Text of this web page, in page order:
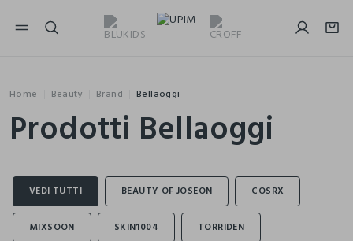
NAVIGATION.ARIA.GOTOMAINCONTENT
Home Beauty Brand Bellaoggi
Prodotti Bellaoggi